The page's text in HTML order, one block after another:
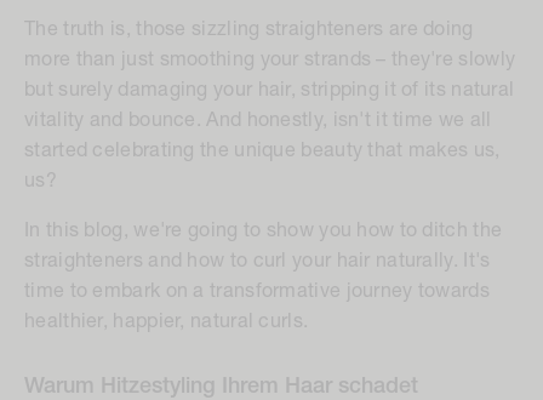
The truth is, those sizzling straighteners are doing
more than just smoothing your strands – they're slowly
but surely damaging your hair, stripping it of its natural
vitality and bounce. And honestly, isn't it time we all
started celebrating the unique beauty that makes us,
us?
In this blog, we're going to show you how to ditch the
straighteners and how to curl your hair naturally. It's
time to embark on a transformative journey towards
healthier, happier, natural curls.
Warum Hitzestyling Ihrem Haar schadet